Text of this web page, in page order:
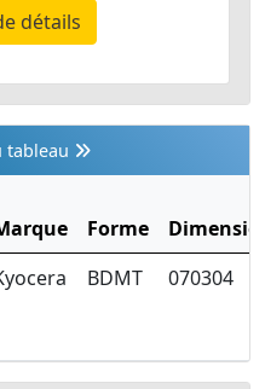
détails
tableau
Forme
BDMT 070304